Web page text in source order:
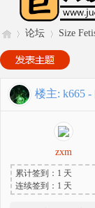
巨 »
论坛
›
Size
楼主: k665 -
zxm
累计签到：1 天
连续签到：1 天